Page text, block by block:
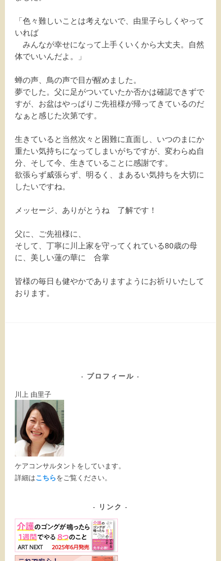
「色々難しいことは考えないで、由里子らしくやって
いれば
みんなが幸せになって上手くいくから大丈夫。自然
体でいいんだよ。」
蝉の声、鳥の声で目が醒めました。
夢でした。父に足がついていたか否かは確認できずで
すが、お盆はやっぱりご先祖様が帰ってきているのだ
なぁと感じた次第です。
生きていると当然次々と困難に直面し、いつのまにか
重たい気持ちになってしまいがちですが、変わらぬ自
分、そして今、生きていることに感謝です。
欲張らず威張らず、明るく、まあるい気持ちを大切に
したいですね。
メッセージ、ありがとうね 了解です！
父に、ご先祖様に、
そして、丁寧に川上家を守ってくれている80歳の母
に、美しい蓮の華に 合掌
皆様の毎日も健やかでありますようにお祈りいたして
おります。
プロフィール
川上 由里子
ケアコンサルタントをしています。
詳細はこちらをご覧ください。
リンク